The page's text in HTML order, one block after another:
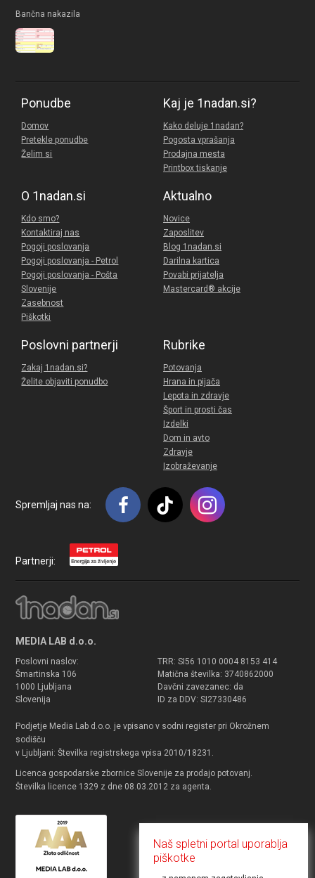
Bančna nakazila
Ponudbe
Domov
Pretekle ponudbe
Želim si
Kaj je 1nadan.si?
Kako deluje 1nadan?
Pogosta vprašanja
Prodajna mesta
Printbox tiskanje
O 1nadan.si
Kdo smo?
Kontaktiraj nas
Pogoji poslovanja
Pogoji poslovanja - Petrol
Pogoji poslovanja - Pošta
Slovenije
Zasebnost
Piškotki
Aktualno
Novice
Zaposlitev
Blog 1nadan.si
Darilna kartica
Povabi prijatelja
Mastercard® akcije
Poslovni partnerji
Zakaj 1nadan.si?
Želite objaviti ponudbo
Rubrike
Potovanja
Hrana in pijača
Lepota in zdravje
Šport in prosti čas
Izdelki
Dom in avto
Zdravje
Izobraževanje
Spremljaj nas na:
Partnerji:
MEDIA LAB d.o.o.
Poslovni naslov:
Šmartinska 106
1000 Ljubljana
Slovenija
TRR: SI56 1010 0004 8153 414
Matična številka: 3740862000
Davčni zavezanec: da
ID za DDV: SI27330486
Podjetje Media Lab d.o.o. je vpisano v sodni register pri Okrožnem
sodišču
v Ljubljani: Številka registrskega vpisa 2010/18231.
Licenca gospodarske zbornice Slovenije za prodajo potovanj.
Številka licence 1329 z dne 08.03.2012 za agenta.
Naš spletni portal uporablja
piškotke